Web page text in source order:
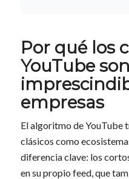
Por qué los
YouTube son
empresas
El algoritmo de YouTube
clásicos como
diferencia clave: los
en su propio feed, que